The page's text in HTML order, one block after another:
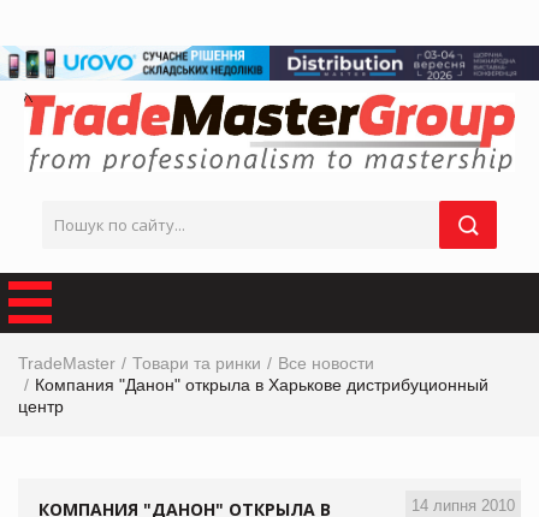
TradeMaster Товари та ринки
Все новости
Компания "Данон" открыла в Харькове дистрибуционный
центр
14 липня 2010
КОМПАНИЯ "ДАНОН" ОТКРЫЛА В